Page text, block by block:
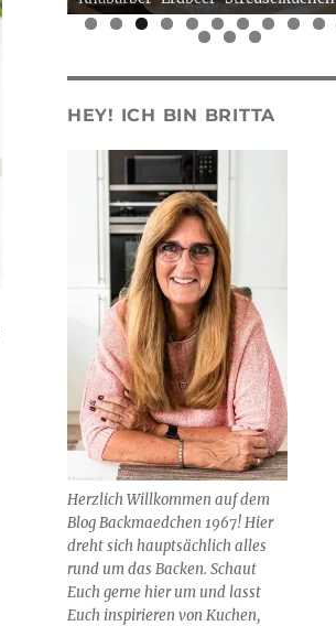
0
3 4 5
HEY! ICH BIN BRITTA
Herzlich Willkommen auf dem
Blog Backmaedchen 1967! Hier
dreht sich hauptsächlich alles
rund um das Backen. Schaut
Euch gerne hier um und lasst
Euch inspirieren von Kuchen,